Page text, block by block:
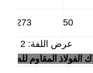
50
0.0273
عرض اللفة: 2 "-8"
الفولاذ المقاوم للصدأ